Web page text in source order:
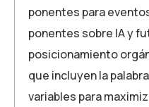
ponentes para
ponentes sobre IA y
posicionamiento
que incluyen la
variables para